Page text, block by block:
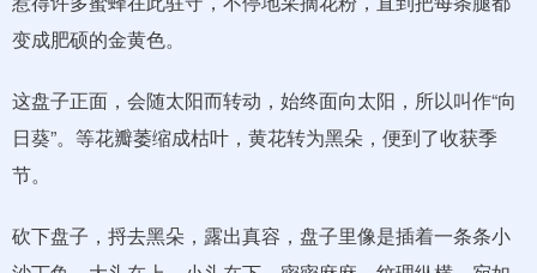
变成肥硕的金黄色。
这盘子正面，会随太阳而转动，始终面向太阳，所以叫作“向
日葵”。等花瓣萎缩成枯叶，黄花转为黑朵，便到了收获季
节。
砍下盘子，捋去黑朵，露出真容，盘子里像是插着一条条小